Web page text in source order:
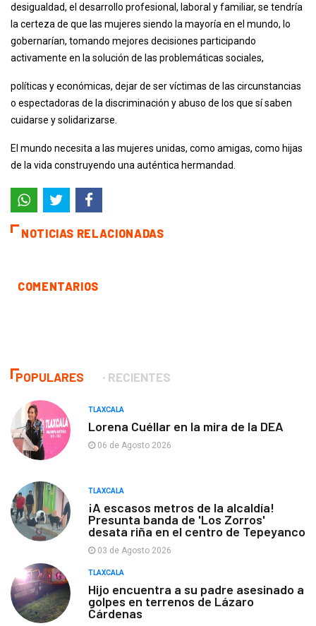
desigualdad, el desarrollo profesional, laboral y familiar, se tendría
la certeza de que las mujeres siendo la mayoría en el mundo, lo
gobernarían, tomando mejores decisiones participando
activamente en la solución de las problemáticas sociales,
políticas y económicas, dejar de ser víctimas de las circunstancias
o espectadoras de la discriminación y abuso de los que sí saben
cuidarse y solidarizarse.
El mundo necesita a las mujeres unidas, como amigas, como hijas
de la vida construyendo una auténtica hermandad.
NOTICIAS RELACIONADAS
COMENTARIOS
POPULARES RECIENTES
TLAXCALA
Lorena Cuéllar en la mira de la DEA
06 de Agosto 2026
TLAXCALA
¡A escasos metros de la alcaldía!
Presunta banda de 'Los Zorros'
desata riña en el centro de Tepeyanco
03 de Agosto 2026
TLAXCALA
Hijo encuentra a su padre asesinado a
golpes en terrenos de Lázaro
Cárdenas